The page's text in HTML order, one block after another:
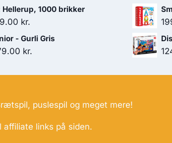
kr..119.00 kr..
kr..
aktuelle
Hellerup, 1000 brikker
kr..
kr.
aktuelle
pris
119.00 kr..
- Gurli Gris
kr..
kr.
pris
179.00 kr..
puslespil og meget mere!
affiliate links på siden.